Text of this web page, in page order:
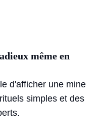
même en
d'afficher une mine
simples et des